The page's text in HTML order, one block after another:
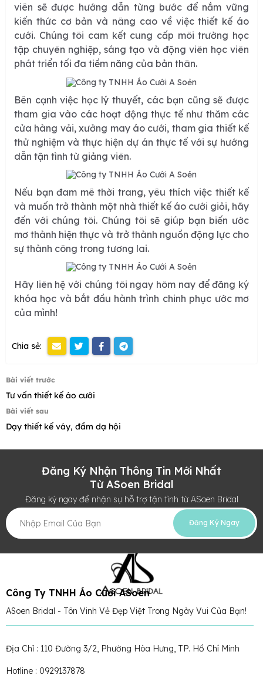
viên sẽ được hướng dẫn từng bước để nắm vững
kiến thức cơ bản và nâng cao về việc thiết kế áo
cưới. Chúng tôi cam kết cung cấp môi trường học
tập chuyên nghiệp, sáng tạo và động viên học viên
phát triển tối đa tiềm năng của bản thân.
Bên cạnh việc học lý thuyết, các bạn cũng sẽ được
tham gia vào các hoạt động thực tế như thăm các
cửa hàng vải, xưởng may áo cưới, tham gia thiết kế
thử nghiệm và thực hiện dự án thực tế với sự hướng
dẫn tận tình từ giảng viên.
Nếu bạn đam mê thời trang, yêu thích việc thiết kế
và muốn trở thành một nhà thiết kế áo cưới giỏi, hãy
đến với chúng tôi. Chúng tôi sẽ giúp bạn biến ước
mơ thành hiện thực và trở thành nguồn động lực cho
sự thành công trong tương lai.
Hãy liên hệ với chúng tôi ngay hôm nay để đăng ký
khóa học và bắt đầu hành trình chinh phục ước mơ
của mình!
Chia sẻ:
Bài viết trước
Tư vấn thiết kế áo cưới
Bài viết sau
Dạy thiết kế váy, đầm dạ hội
Đăng Ký Nhận Thông Tin Mới Nhất
Từ ASoen Bridal
Đăng ký ngay để nhận sự hỗ trợ tận tình từ ASoen Bridal
Đăng Ký Ngay
Công Ty TNHH Áo Cưới ASoen
ASoen Bridal - Tôn Vinh Vẻ Đẹp Việt Trong Ngày Vui Của Bạn!
Địa Chỉ : 110 Đường 3/2, Phường Hòa Hưng, TP. Hồ Chí Minh
Hotline : 0929137878